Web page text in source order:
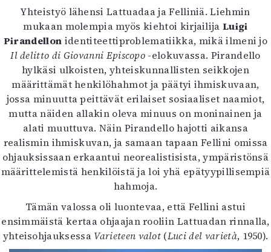
Yhteistyö lähensi Lattuadaa ja Felliniä. Liehmin
mukaan molempia myös kiehtoi kirjailijaLuigi
Pirandellon identiteettiproblematiikka, mikä ilmeni jo
Il delitto di Giovanni Episcopo -elokuvassa. Pirandello
hylkäsi ulkoisten, yhteiskunnallisten seikkojen
määrittämät henkilöhahmot ja päätyi ihmiskuvaan,
jossa minuutta peittävät erilaiset sosiaaliset naamiot,
mutta näiden allakin oleva minuus on moninainen ja
alati muuttuva. Näin Pirandello hajotti aikansa
realismin ihmiskuvan, ja samaan tapaan Fellini omissa
ohjauksissaan erkaantui neorealistisista, ympäristönsä
määrittelemistä henkilöistä ja loi yhä epätyypillisempiä
hahmoja.
Tämän valossa oli luontevaa, että Fellini astui
ensimmäistä kertaa ohjaajan rooliin Lattuadan rinnalla,
yhteisohjauksessa Varieteen valot (Luci del varietà, 1950).